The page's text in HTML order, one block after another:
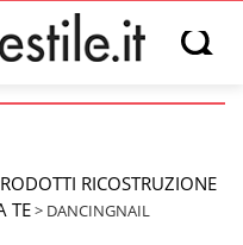
Open
RICOSTRUZIONE
TE> DANCINGNAIL